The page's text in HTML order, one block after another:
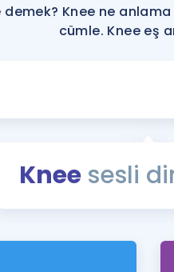
demek? Knee ne
cümle. Knee eş
Kneesesli